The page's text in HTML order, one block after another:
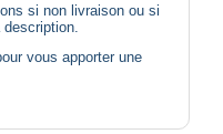
si non livraison ou si
vous apporter une